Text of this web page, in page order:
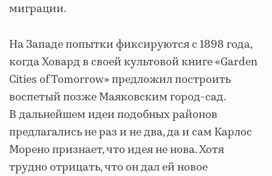
миграции.
На Западе попытки фиксируются с 1898 года,
когда Ховард в своей культовой книге «Garden
Cities of Tomorrow» предложил построить
воспетый позже Маяковским город-сад.
В дальнейшем идеи подобных районов
предлагались не раз и не два, да и сам Карлос
Морено признает, что идея не нова. Хотя
трудно отрицать, что он дал ей новое